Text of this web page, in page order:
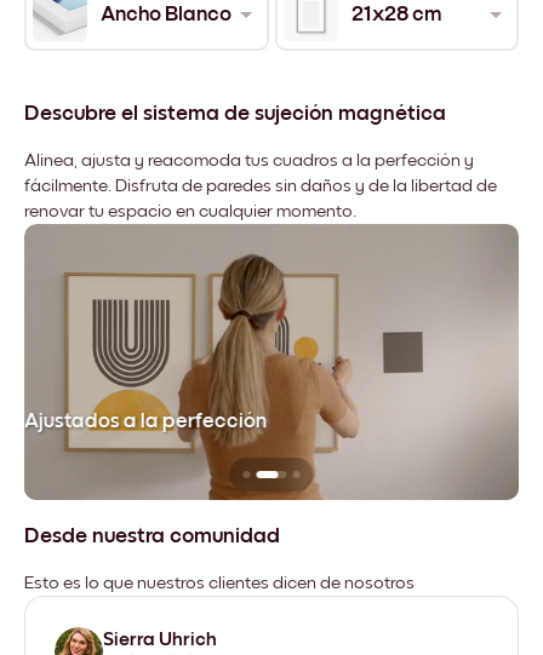
Ancho Blanco 21x28 cm
Descubre el sistema de sujeción magnética
Alinea, ajusta y reacomoda tus cuadros a la perfección y
fácilmente. Disfruta de paredes sin daños y de la libertad de
renovar tu espacio en cualquier momento.
Ajustados a la perfección
Desde nuestra comunidad
Esto es lo que nuestros clientes dicen de nosotros
Sierra Uhrich